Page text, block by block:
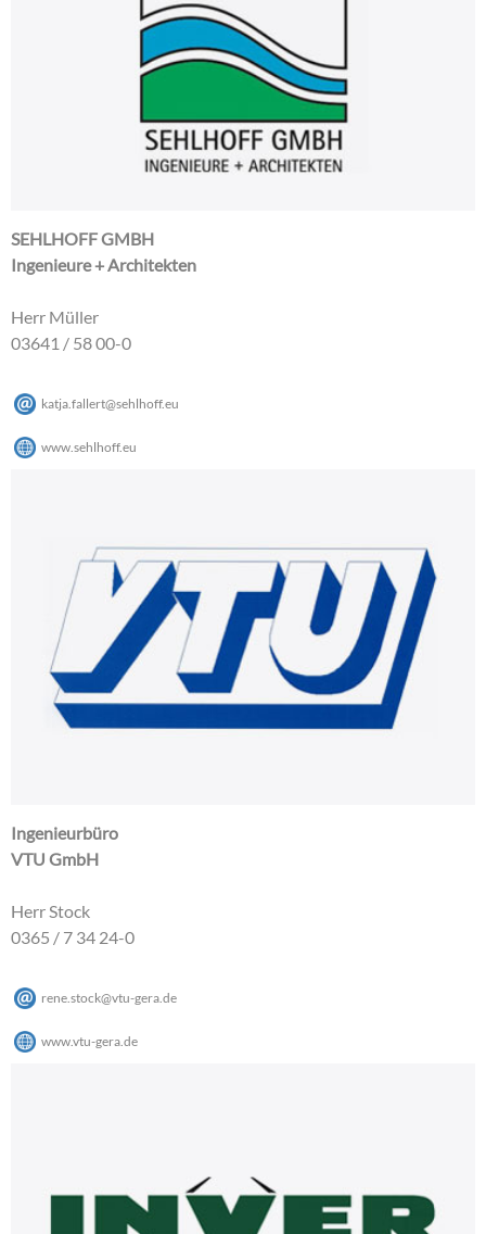
SEHLHOFF GMBH
Ingenieure + Architekten
Herr Müller
03641 / 58 00-0
katja.fallert@sehlhoff.eu
www.sehlhoff.eu
Ingenieurbüro
VTU GmbH
Herr Stock
0365 / 7 34 24-0
rene.stock@vtu-gera de
www.vtu-gera.de